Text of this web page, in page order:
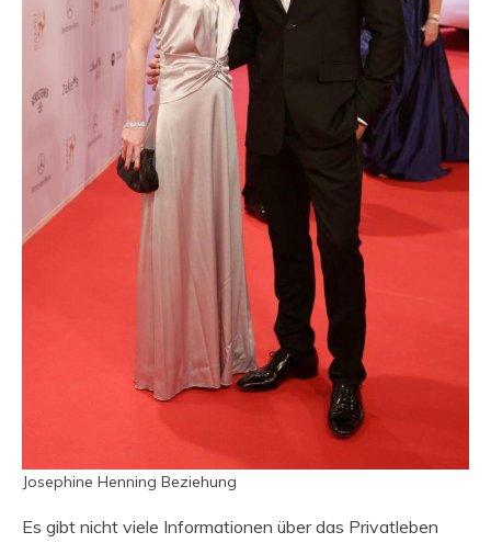
Josephine Henning Beziehung
Es gibt nicht viele Informationen über das Privatleben